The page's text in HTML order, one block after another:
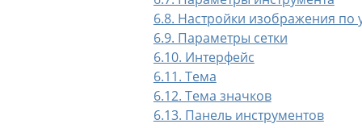
6.8. Настройки изображения
6.9. Параметры сетки
6.10. Интерфейс
6.11. Тема
6.12. Тема значков
6.13. Панель инструментов